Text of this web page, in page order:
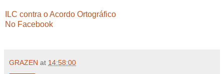
ILC contra o Acordo Ortográfico
No Facebook
GRAZEN at 14:58:00